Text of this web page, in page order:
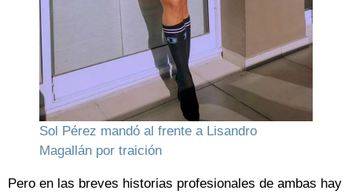
Sol Pérez mandó al frente a Lisandro
Magallán por traición
Pero en las breves historias profesionales de ambas hay